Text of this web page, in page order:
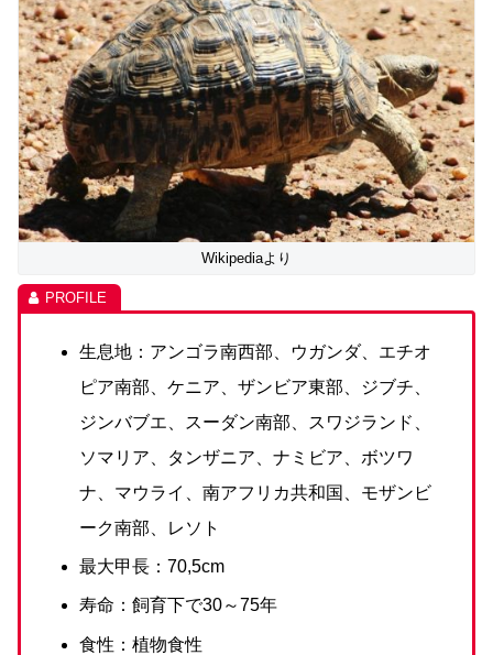
Wikipediaより
生息地：アンゴラ南西部、ウガンダ、エチオ
ピア南部、ケニア、ザンビア東部、ジブチ、
ジンバブエ、スーダン南部、スワジランド、
ソマリア、タンザニア、ナミビア、ボツワ
ナ、マウライ、南アフリカ共和国、モザンビ
ーク南部、レソト
最大甲長：70,5cm
寿命：飼育下で30～75年
食性：植物食性